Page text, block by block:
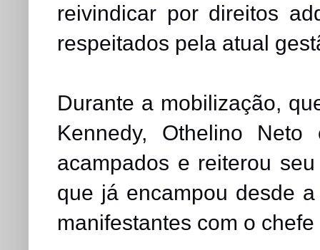
reivindicar por direitos
respeitados pela atual
Durante a mobilização,
Kennedy, Othelino
acampados e reiterou
que já encampou desde
manifestantes com o